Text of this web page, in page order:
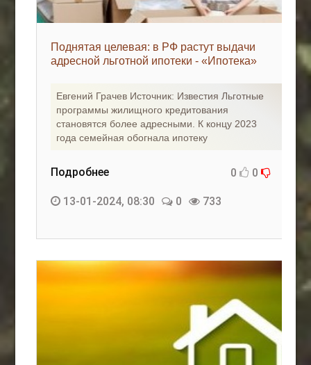
Поднятая целевая: в РФ растут выдачи
адресной льготной ипотеки - «Ипотека»
Евгений Грачев Источник: Известия Льготные
программы жилищного кредитования
становятся более адресными. К концу 2023
года семейная обогнала ипотеку
Подробнее 0 0
13-01-2024, 08:30 0 733